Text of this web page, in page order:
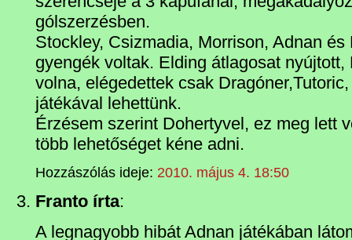
gólszerzésben.
Stockley, Csizmadia, Morrison, Adnan
gyengék voltak. Elding átlagosat nyújtott,
volna, elégedettek csak
játékával lehettünk.
Érzésem szerint Dohertyvel, ez meg lett
több lehetőséget kéne adni.
Hozzászólás ideje: 2010. május 4. 18:50
Franto írta:
A legnagyobb hibát Adnan játékában